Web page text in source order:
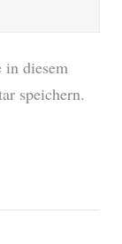
in diesem
speichern.